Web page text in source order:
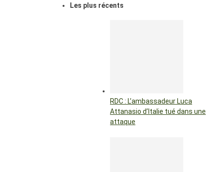
Les plus récents
RDC : L’ambassadeur Luca
Attanasio d’Italie tué dans une
attaque